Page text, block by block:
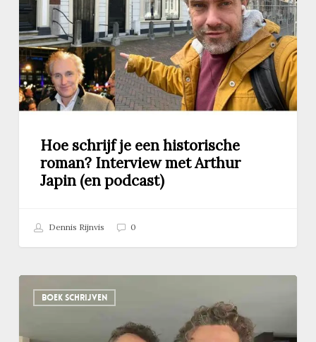
Interview
met
Arthur
Japin
(en
podcast)
Hoe schrijf je een historische
roman? Interview met Arthur
Japin (en podcast)
Dennis Rijnvis 0
BOEK SCHRIJVEN
over